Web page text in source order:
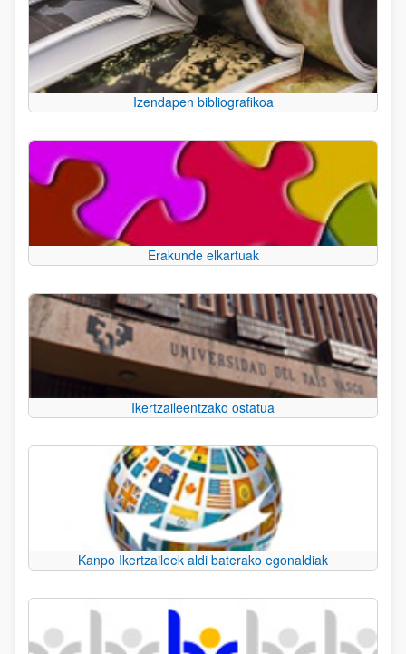
Izendapen bibliografikoa
Erakunde elkartuak
Ikertzaileentzako ostatua
Kanpo Ikertzaileek aldi baterako egonaldiak